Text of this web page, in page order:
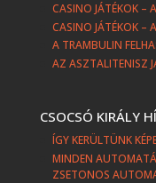
CASINO JÁTÉKOK –
CASINO JÁTÉKOK –
A TRAMBULIN
AZ ASZTALITENISZ
CSOCSÓ KIRÁLY
ÍGY KERÜLTÜNK
MINDEN
ZSETONOS